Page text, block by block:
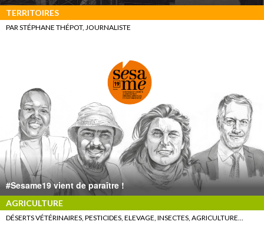
TERRITOIRES
PAR STÉPHANE THÉPOT, JOURNALISTE
#Sesame19 vient de paraître !
AGRICULTURE
DÉSERTS VÉTÉRINAIRES, PESTICIDES, ELEVAGE, INSECTES, AGRICULTURE…